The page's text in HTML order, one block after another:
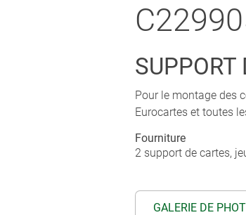
SUPPORT
Pour le montage des
Eurocartes et toutes
Fourniture
2 support de cartes,
GALERIE DE